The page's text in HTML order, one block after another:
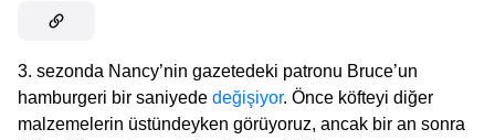
3. sezonda Nancy’nin gazetedeki patronu Bruce’un
hamburgeri bir saniyede değişiyor. Önce köfteyi diğer
malzemelerin üstündeyken görüyoruz, ancak bir an sonra